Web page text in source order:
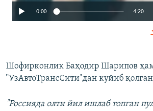
0:00 4:20
Шофирконлик Баҳодир Шарипов
"УзАвтоТрансСити"дан куйиб
"Россияда олти йил ишлаб топган